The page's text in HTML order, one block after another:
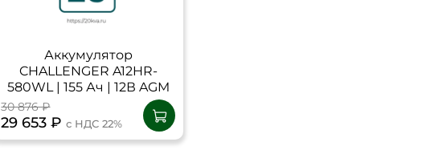
Аккумулятор
CHALLENGER A12HR-
580WL | 155 Ач | 12В AGM
30 876 ₽
29 653 ₽с НДС 22%